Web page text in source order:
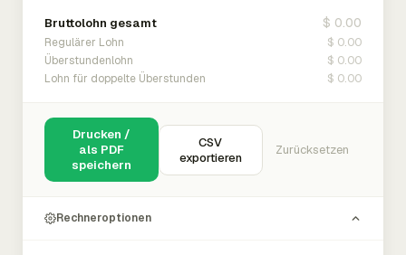
Bruttolohn gesamt $ 0.00
Regulärer Lohn $ 0.00
Überstundenlohn $ 0.00
Lohn für doppelte Überstunden $ 0.00
Drucken /
als PDF
speichern
CSV
exportieren
Zurücksetzen
Rechneroptionen